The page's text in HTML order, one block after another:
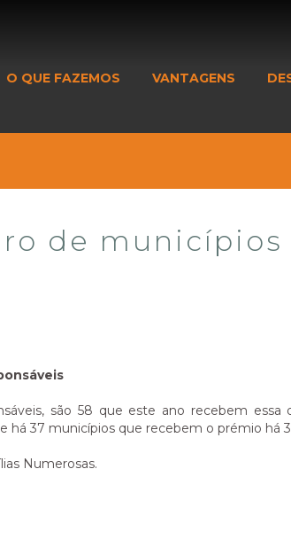
O QUE FAZEMOS VANTAGENS
de
são 58 que este ano recebem essa
há 37 municípios que recebem o prémio há
Numerosas.